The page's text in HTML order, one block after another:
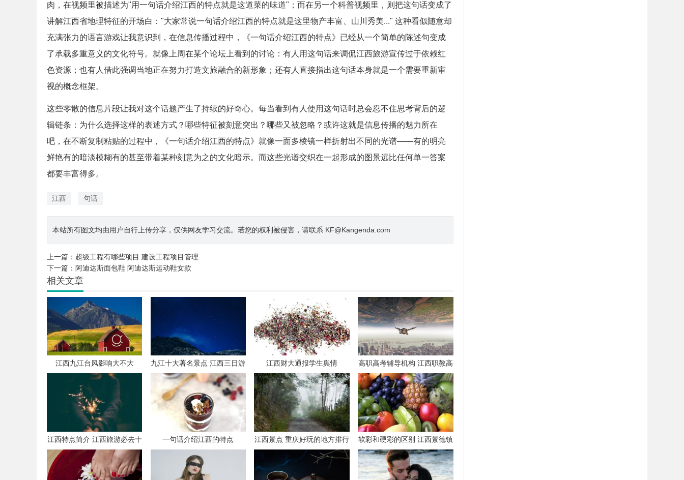
肉，在视频里被描述为"用一句话介绍江西的特点就是这道菜的味道"；而在另一个科普视频里，则把这句话变成了
讲解江西省地理特征的开场白："大家常说一句话介绍江西的特点就是这里物产丰富、山川秀美..." 这种看似随意却
充满张力的语言游戏让我意识到，在信息传播过程中，《一句话介绍江西的特点》已经从一个简单的陈述句变成
了承载多重意义的文化符号。就像上周在某个论坛上看到的讨论：有人用这句话来调侃江西旅游宣传过于依赖红
色资源；也有人借此强调当地正在努力打造文旅融合的新形象；还有人直接指出这句话本身就是一个需要重新审
视的概念框架。
这些零散的信息片段让我对这个话题产生了持续的好奇心。每当看到有人使用这句话时总会忍不住思考背后的逻
辑链条：为什么选择这样的表述方式？哪些特征被刻意突出？哪些又被忽略？或许这就是信息传播的魅力所在
吧，在不断复制粘贴的过程中，《一句话介绍江西的特点》就像一面多棱镜一样折射出不同的光谱——有的明亮
鲜艳有的暗淡模糊有的甚至带着某种刻意为之的文化暗示。而这些光谱交织在一起形成的图景远比任何单一答案
都要丰富得多。
江西 句话
本站所有图文均由用户自行上传分享，仅供网友学习交流。若您的权利被侵害，请联系 KF@Kangenda.com
上一篇： 超级工程有哪些项目 建设工程项目管理
下一篇： 阿迪达斯面包鞋 阿迪达斯运动鞋女款
相关文章
江西九江台风影响大不大
九江十大著名景点 江西三日游
最佳攻略
江西财大通报学生舆情
高职高考辅导机构 江西职教高
考培训机构
江西特点简介 江西旅游必去十
大景点
一句话介绍江西的特点
江西景点 重庆好玩的地方排行
榜前十名
软彩和硬彩的区别 江西景德镇
10大瓷瓦品牌